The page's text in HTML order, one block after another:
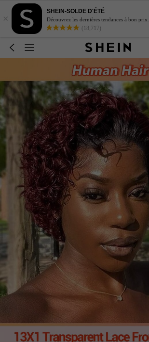
×
SHEIN-SOLDE D'ÉTÉ
Découvrez les dernières tendances à bon prix.
(18,717)